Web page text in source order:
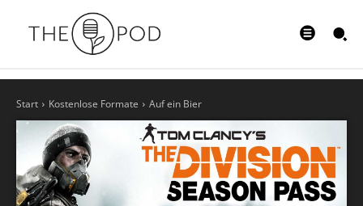
Start Kostenlose Formate Auf ein Bier